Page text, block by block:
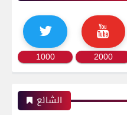
1000 2000
الشائع